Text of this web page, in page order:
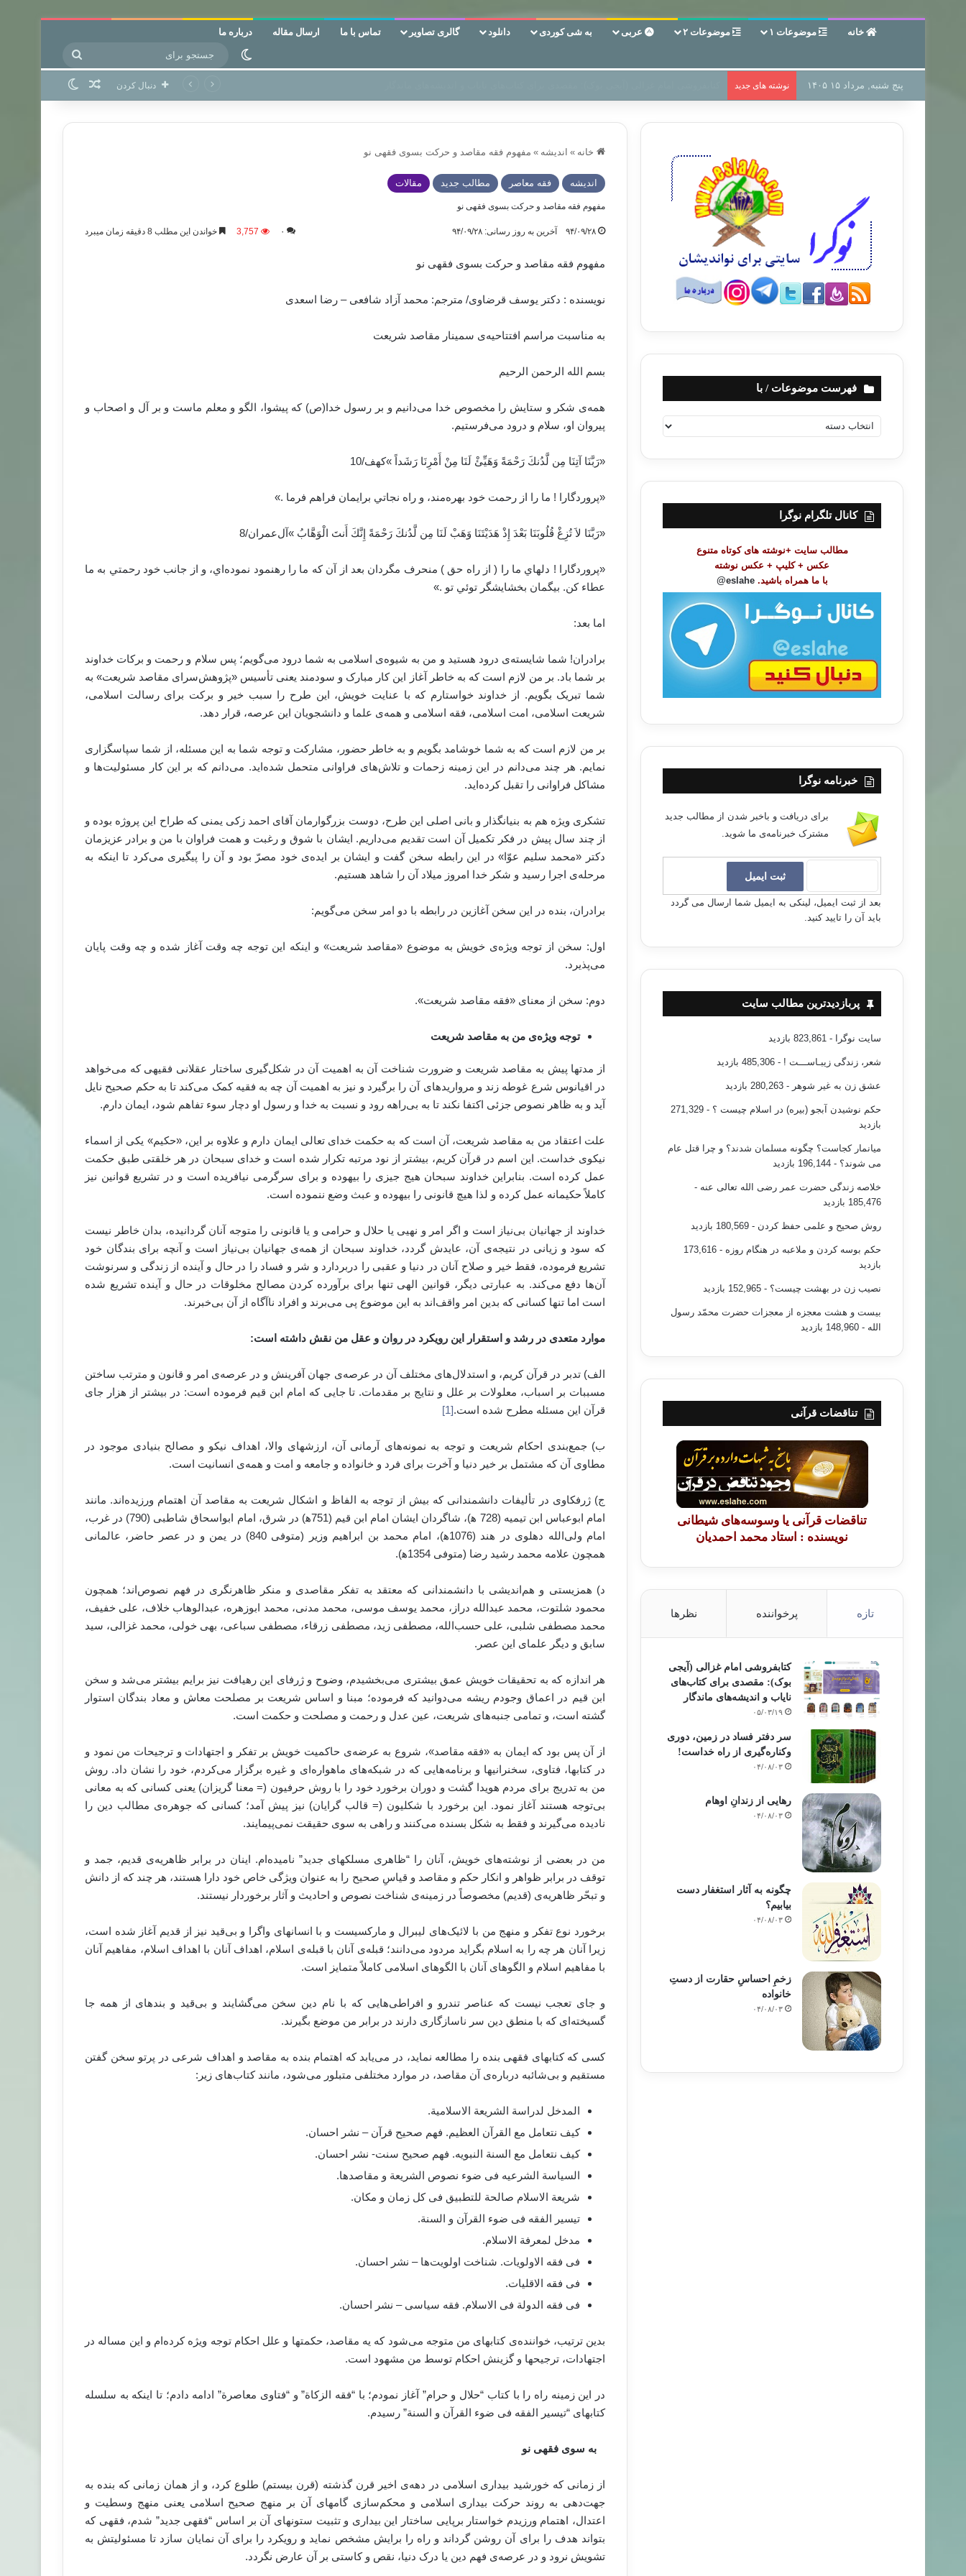
خانه موضوعات ۱ موضوعات ۲ عربی به شی کوردی دانلود گالری تصاویر تماس با ما ارسال مقاله درباره ما
تغییر پوسته
برای پنج شنبه, مرداد ۱۵ ۱۴۰۵ نوشته های جدید دنبال کردن نوشته تصادفی
خانه » اندیشه » مفهوم فقه مقاصد و حرکت بسوی فقهی نو
اندیشه فقه معاصر مطالب جدید مقالات
مفهوم فقه مقاصد و حرکت بسوی فقهی نو
۹۴/۰۹/۲۸ آخرین به روز رسانی: ۹۴/۰۹/۲۸ ۰ 3,757 خواندن این مطلب 8 دقیقه زمان میبرد
مفهوم فقه مقاصد و حرکت بسوی فقهی نو
نویسنده : دکتر یوسف قرضاوی/ مترجم: محمد آزاد شافعی – رضا اسعدی
به مناسبت مراسم افتتاحیه‌ی سمینار مقاصد شریعت
بسم الله الرحمن الرحیم
همه‌ی شکر و ستایش را مخصوص خدا می‌دانیم و بر رسول خدا(ص) که پیشوا، الگو و معلم ماست و بر آل و اصحاب و
پیروان او، سلام و درود می‌فرستیم.
«رَبَّنَا آتِنَا مِن لَّدُنكَ رَحْمَةً وَهَيِّئْ لَنَا مِنْ أَمْرِنَا رَشَداً »کهف/10
«پروردگارا ! ما را از رحمت خود بهره‌مند، و راه نجاتي برايمان فراهم فرما .‏»
«رَبَّنَا لاَ تُزِغْ قُلُوبَنَا بَعْدَ إِذْ هَدَيْتَنَا وَهَبْ لَنَا مِن لَّدُنكَ رَحْمَةً إِنَّكَ أَنتَ الْوَهَّابُ ‏»آل‌عمران/8
«پروردگارا ! دلهاي ما را ( از راه حق ) منحرف مگردان بعد از آن كه ما را رهنمود نموده‌اي، و از جانب خود رحمتي به ما
عطاء كن. بيگمان بخشايشگر توئي تو .‏»
اما بعد:
برادران! شما شایسته‌ی درود هستید و من به شیوه‌ی اسلامی به شما درود می‌گویم؛ پس سلام و رحمت و برکات خداوند
بر شما باد. بر من لازم است که به خاطر آغاز این کار مبارک و سودمند یعنی تأسیس «پژوهش‌سرای مقاصد شریعت» به
شما تبریک بگویم. از خداوند خواستارم که با عنایت خویش، این طرح را سبب خیر و برکت برای رسالت اسلامی،
شریعت اسلامی، امت اسلامی، فقه اسلامی و همه‌ی علما و دانشجویان این عرصه، قرار دهد.
بر من لازم است که به شما خوشامد بگویم و به خاطر حضور، مشارکت و توجه شما به این مسئله، از شما سپاسگزاری
نمایم. هر چند می‌دانم در این زمینه زحمات و تلاش‌های فراوانی متحمل شده‌اید. می‌دانم که بر این کار مسئولیت‌ها و
مشاکل فراوانی را تقبل کرده‌اید.
تشکری ویژه هم به بنیانگذار و بانی اصلی این طرح، دوست بزرگوارمان آقای احمد زکی یمنی که طراح این پروژه بوده و
از چند سال پیش در فکر تکمیل آن است تقدیم می‌داریم. ایشان با شوق و رغبت و همت فراوان با من و برادر عزیزمان
دکتر «محمد سلیم عوّا» در این رابطه سخن گفت و ایشان بر ایده‌ی خود مصرّ بود و آن را پیگیری می‌کرد تا اینکه به
مرحله‌ی اجرا رسید و شکر خدا امروز میلاد آن را شاهد هستیم.
برادران، بنده در این سخن آغازین در رابطه با دو امر سخن می‌گویم:
اول: سخن از توجه ویژه‌ی خویش به موضوع «مقاصد شریعت» و اینکه این توجه چه وقت آغاز شده و چه وقت پایان
می‌پذیرد.
دوم: سخن از معنای «فقه مقاصد شریعت».
توجه ویژه‌ی من به مقاصد شریعت
از مدتها پیش به مقاصد شریعت و ضرورت شناخت آن به اهمیت آن در شکل‌گیری ساختار عقلانی فقیهی که می‌خواهد
در اقیانوس شرع غوطه‌ زند و مرواریدهای آن را برگیرد و نیز به اهمیت آن چه به فقیه کمک می‌کند تا به حکم صحیح نایل
آید و به ظاهر نصوص جزئی اکتفا نکند تا به بی‌راهه رود و نسبت به خدا و رسول او دچار سوء تفاهم شود، ایمان دارم.
علت اعتقاد من به مقاصد شریعت، آن است که به حکمت خدای تعالی ایمان دارم و علاوه بر این، «حکیم» یکی از اسماء
نیکوی خداست. این اسم در قرآن کریم، بیشتر از نود مرتبه تکرار شده است و خدای سبحان در هر خلقتی طبق حکمت
عمل کرده است. بنابراین خداوند سبحان هیج جیزی را بیهوده و برای سرگرمی نیافریده است و در تشریع قوانین نیز
کاملاً حکیمانه عمل کرده و لذا هیچ قانونی را بیهوده و عبث وضع ننموده است.
خداوند از جهانیان بی‌نیاز است و اگر امر و نهیی یا حلال و حرامی و یا قانونی را متوجه آنان گردانیده، بدان خاطر نیست
که سود و زیانی در نتیجه‌ی آن، عایدش گردد، خداوند سبحان از همه‌ی جهانیان بی‌نیاز است و آنچه برای بندگان خود
تشریع فرموده، فقط خیر و صلاح آنان در دنیا و عقبی را دربردارد و شر و فساد را در حال و آینده از زندگی و سرنوشت
آن‌ها دفع می‌کند. به عبارتی دیگر، قوانین الهی تنها برای برآورده کردن مصالح مخلوقات در حال و آینده تشریع شده
است اما تنها کسانی که بدین امر واقف‌اند به این موضوع پی می‌برند و افراد ناآگاه از آن بی‌خبرند.
موارد متعدی در رشد و استقرار این رویکرد در روان و عقل من نقش داشته است:
الف) تدبر در قرآن کریم، و استدلال‌های مختلف آن در عرصه‌ی جهان آفرینش و در عرصه‌ی امر و قانون و مترتب ساختن
مسببات بر اسباب، معلولات بر علل و نتایج بر مقدمات. تا جایی که امام ابن قیم فرموده است: در بیشتر از هزار جای
قرآن این مسئله مطرح شده است.[1]
ب) جمع‌بندی احکام شریعت و توجه به نمونه‌های آرمانی آن، ارزشهای والا، اهداف نیکو و مصالح بنیادی موجود در
مطاوی آن که مشتمل بر خیر دنیا و آخرت برای فرد و خانواده و جامعه و امت و همه‌ی انسانیت است.
ج) ژرفکاوی در تألیفات دانشمندانی که بیش از توجه به الفاظ و اشکال شریعت به مقاصد آن اهتمام ورزیده‌اند. مانند
امام ابوعباس ابن تیمیه (728 ه‍)، شاگردان ایشان امام ابن قیم (751ه‍) در شرق، امام ابواسحاق شاطبی (790) در غرب،
امام ولی‌الله دهلوی در هند (1076ه‍)، امام محمد بن ابراهیم وزیر (متوفی 840) در یمن و در عصر حاضر، عالمانی
همچون علامه محمد رشید رضا (متوفی 1354ه‍).
د) همزیستی و هم‌اندیشی با دانشمندانی که معتقد به تفکر مقاصدی و منکر ظاهرنگری در فهم نصوص‌اند؛ همچون
محمود شلتوت، محمد عبدالله دراز، محمد یوسف موسی، محمد مدنی، محمد ابوزهره، عبدالوهاب خلاف، علی خفیف،
محمد مصطفی شلبی، علی حسب‌الله، مصطفی زید، مصطفی زرقاء، مصطفی سباعی، بهی خولی، محمد غزالی، سید
سابق و دیگر علمای این عصر.
هر اندازه که به تحقیقات خویش عمق بیشتری می‌بخشیدم، وضوح و ژرفای این رهیافت نیز برایم بیشتر می‌شد و سخن
ابن قیم در اعماق وجودم ریشه می‌دوانید که فرموده؛ مبنا و اساس شریعت بر مصلحت معاش و معاد بندگان استوار
گشته است، و تمامی جنبه‌های شریعت، عین عدل و رحمت و مصلحت و حکمت است.
از آن پس بود که ایمان به «فقه مقاصد»، شروع به عرضه‌ی حاکمیت خویش بر تفکر و اجتهادات و ترجیحات من نمود و
در کتابها، فتاوی، سخنرانیها و برنامه‌هایی که در شبکه‌های ماهواره‌ای و غیره برگزار می‌کردم، خود را نشان داد. روش
من به تدریج برای مردم هویدا گشت و دوران برخورد خود را با روش حرفیون (= معنا گریزان) یعنی کسانی که به معانی
بی‌توجه هستند آغاز نمود. این برخورد با شکلیون (= قالب گرایان) نیز پیش آمد؛ کسانی که جوهره‌ی مطالب دین را
نادیده می‌گیرند و فقط به شکل بسنده می‌کنند و راهی به سوی حقیقت نمی‌پیمایند.
من در بعضی از نوشته‌های خویش، آنان را “ظاهری مسلکهای جدید” نامیده‌ام. اینان در برابر ظاهریه‌ی قدیم، جمد و
توقف در برابر ظواهر و انکار حکم و مقاصد و قیاسِ صحیح را به عنوان ویژگی خاص خود دارا هستند، هر چند که از دانش
و تبحّر ظاهریه‌ی (قدیم) مخصوصاً در زمینه‌ی شناخت نصوص و احادیث و آثار برخوردار نیستند.
برخورد نوع تفکر و منهج من با لائیک‌های لیبرال و مارکسیست و با انسانهای واگرا و بی‌قید نیز از قدیم آغاز شده است،
زیرا آنان هر چه را به اسلام بگراید مردود می‌دانند؛ قبله‌ی آنان با قبله‌ی اسلام، اهداف آنان با اهداف اسلام، مفاهیم آنان
با مفاهیم اسلام و الگوهای آنان با الگوهای اسلامی کاملاً متمایز است.
و جای تعجب نیست که عناصر تندرو و افراطی‌هایی که با نام دین سخن می‌گشایند و بی‌قید و بندهای از همه جا
گسیخته‌ای که با منطق دین سر ناسازگاری دارند در برابر من موضع بگیرند.
کسی که کتابهای فقهی بنده را مطالعه نماید، در می‌یابد که اهتمام بنده به مقاصد و اهداف شرعی در پرتو سخن گفتن
مستقیم و بی‌شائبه درباره‌ی آن مقاصد، در موارد مختلفی متبلور می‌شود، مانند کتاب‌های زیر:
المدخل لدراسة الشریعة الاسلامیة.
کیف نتعامل مع القرآن العظیم. فهم صحیح قرآن – نشر احسان.
کیف نتعامل مع السنة النبویه. فهم صحیح سنت- نشر احسان.
السیاسة الشرعیه فی ضوء نصوص الشریعة و مقاصدها.
شریعة الاسلام صالحة للتطبیق فی کل زمان و مکان.
تیسیر الفقه فی ضوء القرآن و السنة.
مدخل لمعرفة الاسلام.
فی فقه الاولویات. شناخت اولویت‌ها – نشر احسان.
فی فقه الاقلیات.
فی فقه الدولة فی الاسلام. فقه سیاسی – نشر احسان.
بدین ترتیب، خواننده‌ی کتابهای من متوجه می‌شود که یه مقاصد، حکمتها و علل احکام توجه ویژه کرده‌ام و این مساله در
اجتهادات، ترجیحها و گزینش احکام توسط من مشهود است.
در این زمینه راه را با کتاب “حلال و حرام” آغاز نمودم؛ با “فقه الزکاة” و “فتاوی معاصرة” ادامه دادم؛ تا اینکه به سلسله
کتابهای “تیسیر الفقه فی ضوء القرآن و السنة” رسیدم.
به سوی فقهی نو
از زمانی که خورشید بیداری اسلامی در دهه‌ی اخیر قرن گذشته (قرن بیستم) طلوع کرد، و از همان زمانی که بنده به
جهت‌دهی به روند حرکت بیداری اسلامی و محکم‌سازی گامهای آن بر منهج صحیح اسلامی یعنی منهج وسطیت و
اعتدال، اهتمام ورزیدم خواستار برپایی ساختار این بیداری و تثبیت ستونهای آن بر اساس “فقهی جدید” شدم، فقهی که
بتواند هدف را برای آن روشن گرداند و راه را برایش مشخص نماید و رویکرد را برای آن نمایان سازد تا مسئولیتش به
تشویش نرود و در عرصه‌ی فهم دین یا درک دنیا، نقص و کاستی بر آن عارض نگردد.
فهرست موضوعات / با
ه
ت
ض
کانال تلگرام نوگرا
مطالب سایت +نوشته های کوتاه متنوع
عکس + کلیپ + عکس نوشته
با ما همراه باشید. eslahe@
خبرنامه نوگرا
برای دریافت و باخبر شدن از مطالب جدید
مشترک خبرنامه‌ی ما شوید.
بعد از ثبت ایمیل، لینکی به ایمیل شما ارسال می گردد
باید آن را تایید کنید.
پربازدیدترین مطالب سایت
سایت نوگرا - 823,861 بازدید
شعر، زندگی زیبـاســـت ! - 485,306 بازدید
عشق زن به غیر شوهر - 280,263 بازدید
حکم نوشیدن آبجو (بیره) در اسلام چیست ؟
- 271,329
بازدید
میانمار کجاست؟ چگونه مسلمان شدند؟ و چرا قتل عام
می شوند؟ - 196,144 بازدید
خلاصه زندگی حضرت عمر رضی الله تعالی عنه -
185,476 بازدید
روش صحیح و علمی حفظ کردن - 180,569 بازدید
حکم بوسه کردن و ملاعبه در هنگام روزه
- 173,616
بازدید
نصیب زن در بهشت چیست؟ - 152,965 بازدید
بیست و هشت معجزه از معجزات حضرت محمّد رسول
الله - 148,960 بازدید
تناقضات قرآنی
تناقضات قرآنی یا وسوسه‌های شیطانی
نویسنده : استاد محمد احمدیان
تازه پرخواننده نظرها
کتابفروشی امام غزالی (آیجی
بوک): مقصدی برای کتاب‌های
نایاب و اندیشه‌های ماندگار
۰۵/۰۳/۱۹
سر دفتر فساد در زمین‌، دوری
وکناره‌گیری از راه خداست‌!
۰۴/۰۸/۰۳
رهایی از زندانِ اوهام
۰۴/۰۸/۰۳
چگونه به آثار استغفار دست
بیابیم؟
۰۴/۰۸/۰۳
زخمِ احساسِ حقارت از دستِ
خانواده
۰۴/۰۸/۰۳